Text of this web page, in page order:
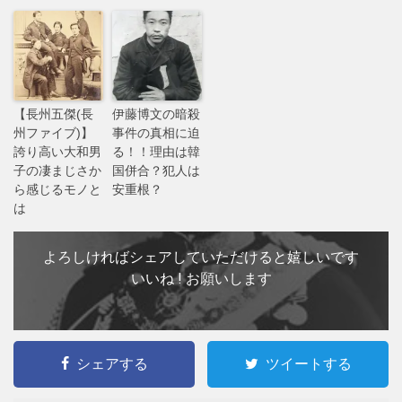
【長州五傑(長
州ファイブ)】
誇り高い大和男
子の凄まじさか
ら感じるモノと
は
伊藤博文の暗殺
事件の真相に迫
る！！理由は韓
国併合？犯人は
安重根？
よろしければシェアしていただけると嬉しいです
いいね ! お願いします
シェアする ツイートする